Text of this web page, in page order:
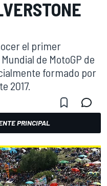
el primer
de MotoGP de
formado por
2017.
PRINCIPAL